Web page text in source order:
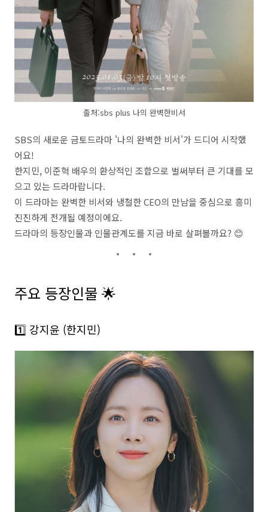
출처:sbs plus 나의 완벽한비서
SBS의 새로운 금토드라마 '나의 완벽한 비서'가 드디어 시작했
어요!
한지민, 이준혁 배우의 환상적인 조합으로 벌써부터 큰 기대를 모
으고 있는 드라마랍니다.
이 드라마는 완벽한 비서와 냉철한 CEO의 만남을 중심으로 흥미
진진하게 전개될 예정이에요.
드라마의 등장인물과 인물관계도를 지금 바로 살펴볼까요? 😊
주요 등장인물 🌟
1️⃣ 강지윤 (한지민)